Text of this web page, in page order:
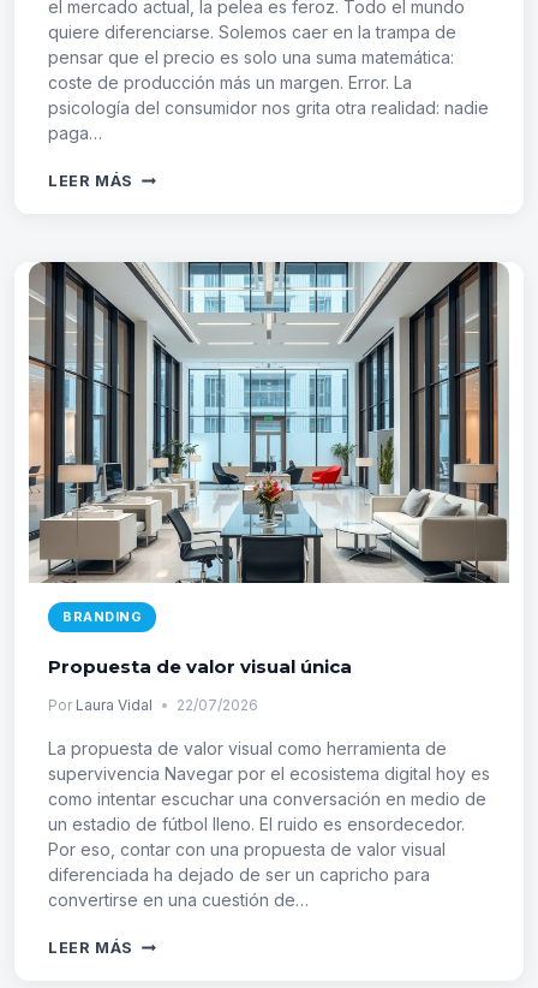
el mercado actual, la pelea es feroz. Todo el mundo
quiere diferenciarse. Solemos caer en la trampa de
pensar que el precio es solo una suma matemática:
coste de producción más un margen. Error. La
psicología del consumidor nos grita otra realidad: nadie
paga…
LEER MÁS VALOR
DISEÑO
IMPACTA
EN
EL
PRECIO
BRANDING
Propuesta de valor visual única
Por Laura Vidal 22/07/2026
La propuesta de valor visual como herramienta de
supervivencia Navegar por el ecosistema digital hoy es
como intentar escuchar una conversación en medio de
un estadio de fútbol lleno. El ruido es ensordecedor.
Por eso, contar con una propuesta de valor visual
diferenciada ha dejado de ser un capricho para
convertirse en una cuestión de…
LEER MÁS PROPUESTA